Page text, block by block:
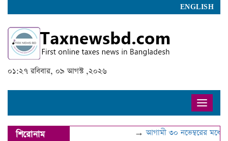
ENGLISH
০১:২৭ রবিবার, ০৯ আগস্ট ,২০২৬
Toggle
শিরোনাম → আগামী ৩০ নভেম্বরের মধ্যে